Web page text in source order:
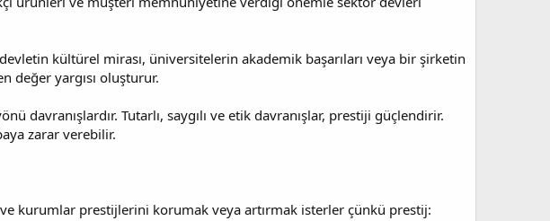
kültürel mirası, üniversitelerin akademik başarıları veya bir şirketin
değer yargısı oluşturur.
davranışlardır. Tutarlı, saygılı ve etik davranışlar, prestiji güçlendirir.
zarar verebilir.
ve kurumlar prestijlerini korumak veya artırmak isterler çünkü prestij: